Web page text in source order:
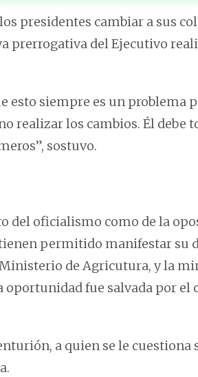
presidentes cambiar a sus
prerrogativa del Ejecutivo
esto siempre es un problema
realizar los cambios. Él debe
sostuvo.
del oficialismo como de la
permitido manifestar su
de Agricutura, y la
oportunidad fue salvada por el
a quien se le cuestiona